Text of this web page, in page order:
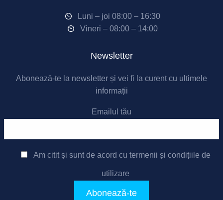
Luni – joi 08:00 – 16:30
Vineri – 08:00 – 14:00
Newsletter
Abonează-te la newsletter și vei fi la curent cu ultimele
informații
Emailul tău
Am citit și sunt de acord cu termenii și condițiile de
utilizare